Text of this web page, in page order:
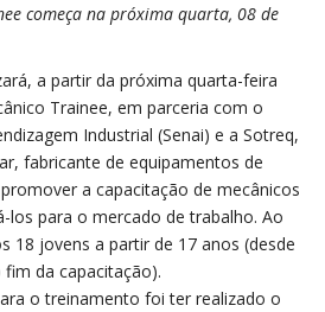
começa na próxima quarta, 08 de
a partir da próxima quarta-feira
Trainee, em parceria com o
Industrial (Senai) e a Sotreq,
fabricante de equipamentos de
a capacitação de mecânicos
los para o mercado de trabalho. Ao
18 jovens a partir de 17 anos (desde
da capacitação).
o treinamento foi ter realizado o